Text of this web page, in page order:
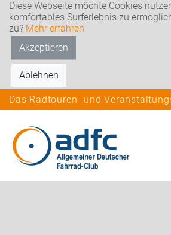
Diese Webseite möchte Cookies
komfortables Surferlebnis zu
zu? Mehr erfahren
Akzeptieren
Ablehnen
Das Radtouren- und